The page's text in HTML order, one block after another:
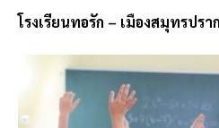
โรงเรียนทอรัก – เมืองสมุทรปร